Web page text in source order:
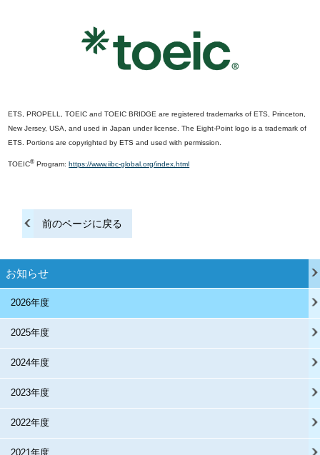
ETS, PROPELL, TOEIC and TOEIC BRIDGE are registered trademarks of ETS, Princeton,
New Jersey, USA, and used in Japan under license. The Eight-Point logo is a trademark of
ETS. Portions are copyrighted by ETS and used with permission.
TOEIC® Program:https://www.iibc-global.org/index.html
前のページに戻る
お知らせ
2026年度
2025年度
2024年度
2023年度
2022年度
2021年度